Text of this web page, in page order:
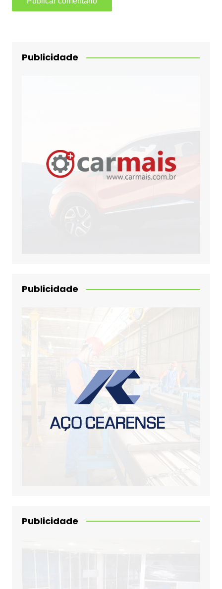
Publicidade
Publicidade
Publicidade